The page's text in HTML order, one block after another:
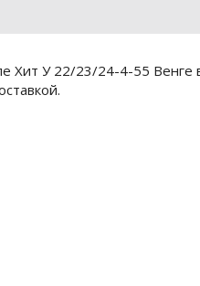
Хит У 22/23/24-4-55 Венге